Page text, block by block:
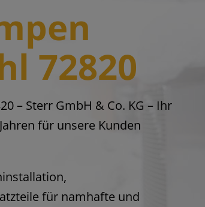
72820
– Sterr GmbH & Co. KG – Ihr
für unsere Kunden
für namhafte und